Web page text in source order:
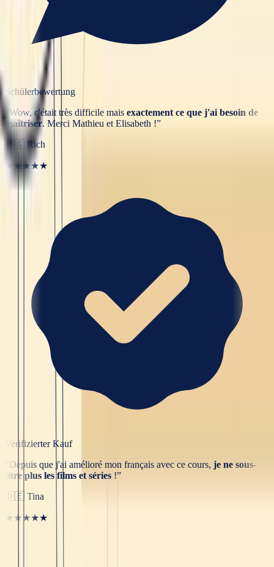
Schülerbewertung
“Wow, c'était très difficile mais exactement ce que j'ai besoin de
maîtriser. Merci Mathieu et Elisabeth !”
🇺🇸 Rich
★★★★★
Verifizierter Kauf
Depuis que j'ai amélioré mon français avec ce cours, je ne sous-
titre plus les films et séries !”
🇩🇪 Tina
★★★★★